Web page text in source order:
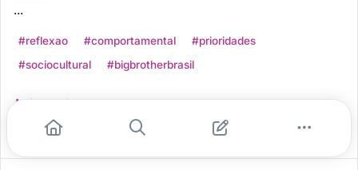
...
#reflexao #comportamental
#prioridades
#sociocultural
#bigbrotherbrasil
Leia mais